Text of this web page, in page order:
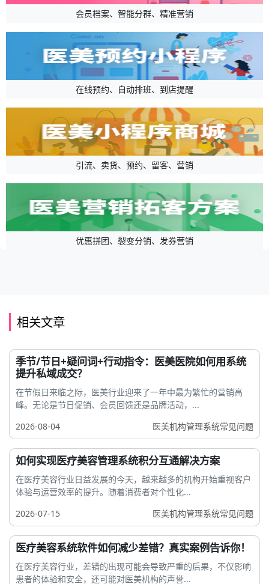
会员档案、智能分群、精准营销
在线预约、自动排班、到店提醒
引流、卖货、预约、留客、营销
优惠拼团、裂变分销、发券营销
相关文章
季节/节日+疑问词+行动指令：医美医院如何用系统
提升私域成交？
在节假日来临之际，医美行业迎来了一年中最为繁忙的营销高
峰。无论是节日促销、会员回馈还是品牌活动，...
2026-08-04
医美机构管理系统常见问题
如何实现医疗美容管理系统积分互通解决方案
在医疗美容行业日益发展的今天，越来越多的机构开始重视客户
体验与运营效率的提升。随着消费者对个性化...
2026-07-15
医美机构管理系统常见问题
医疗美容系统软件如何减少差错？真实案例告诉你！
在医疗美容行业，差错的出现可能会导致严重的后果，不仅影响
患者的体验和安全，还可能对医美机构的声誉...